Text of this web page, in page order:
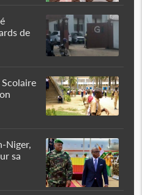
de
Niger,
sa